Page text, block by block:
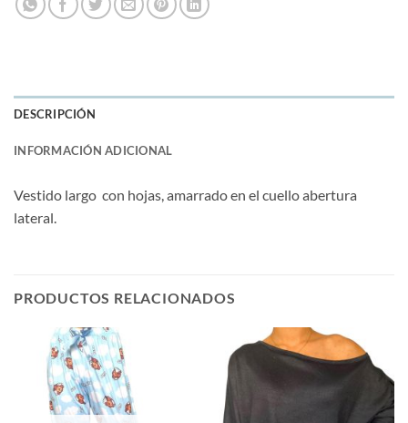
DESCRIPCIÓN
INFORMACIÓN ADICIONAL
Vestido largo con hojas, amarrado en el cuello abertura
lateral.
PRODUCTOS RELACIONADOS